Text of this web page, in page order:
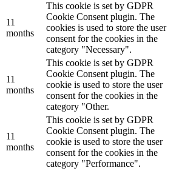
11
months
This cookie is set by GDPR
Cookie Consent plugin. The
cookies is used to store the user
consent for the cookies in the
category "Necessary".
11
months
This cookie is set by GDPR
Cookie Consent plugin. The
cookie is used to store the user
consent for the cookies in the
category "Other.
11
months
This cookie is set by GDPR
Cookie Consent plugin. The
cookie is used to store the user
consent for the cookies in the
category "Performance".